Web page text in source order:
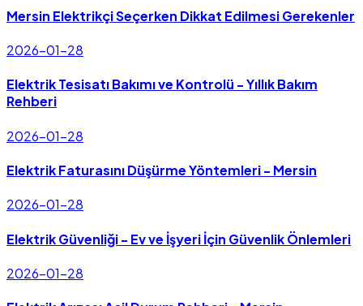
Mersin Elektrikçi Seçerken Dikkat Edilmesi Gerekenler
2026-01-28
Elektrik Tesisatı Bakımı ve Kontrolü - Yıllık Bakım
Rehberi
2026-01-28
Elektrik Faturasını Düşürme Yöntemleri - Mersin
2026-01-28
Elektrik Güvenliği - Ev ve İşyeri İçin Güvenlik Önlemleri
2026-01-28